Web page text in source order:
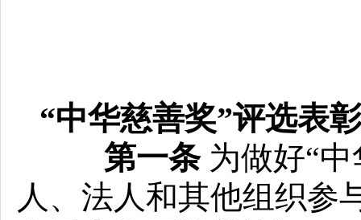
“中华慈善奖”评选表
第一条为做好“中
人、法人和其他组织参